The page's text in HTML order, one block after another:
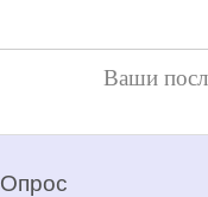
Ваши
Опрос